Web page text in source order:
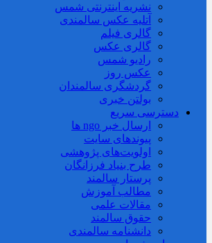
نشریه اینترنتی شمس
آتلیه عکس سالمندی
گالری فیلم
گالری عکس
رادیو شمس
عکس روز
گردشگری سالمندان
بولتن خبری
دسترسی سریع
ارسال خبر ngo ها
پیوندهای سایت
اولویت‌های پژوهشی
طرح بنیاد فرزانگان
پرستار سالمند
مطالب آموزش
مقالات علمی
حقوق سالمند
دانشنامه سالمندی